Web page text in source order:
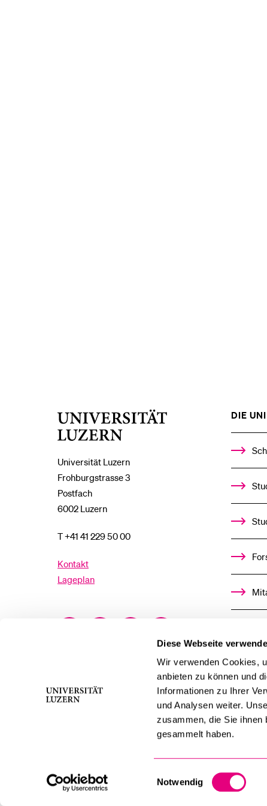
Diese Webseite
Wir verwenden Cookies,
anbieten zu können und
Informationen zu Ihrer
und Analysen weiter.
zusammen, die Sie ihnen
gesammelt haben.
Einwilligungsauswahl
Notwendig
Universität Luzern
Frohburgstrasse 3
Postfach
6002 Luzern
T +41 41 229 50 00
Kontakt
Lageplan
DIE
swissuniversities